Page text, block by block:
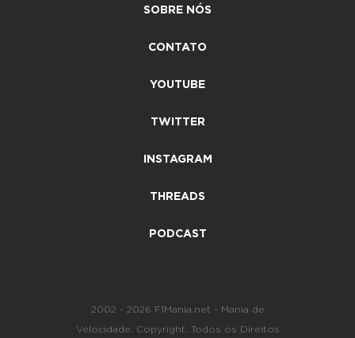
SOBRE NÓS
CONTATO
YOUTUBE
TWITTER
INSTAGRAM
THREADS
PODCAST
2002 - 2026 F1Mania.net - Mania de
Velocidade. Copyright. Todos os Direitos